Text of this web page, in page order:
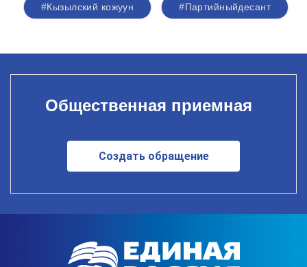
#Кызылский кожуун #Партийныйдесант
Общественная приемная
Создать обращение